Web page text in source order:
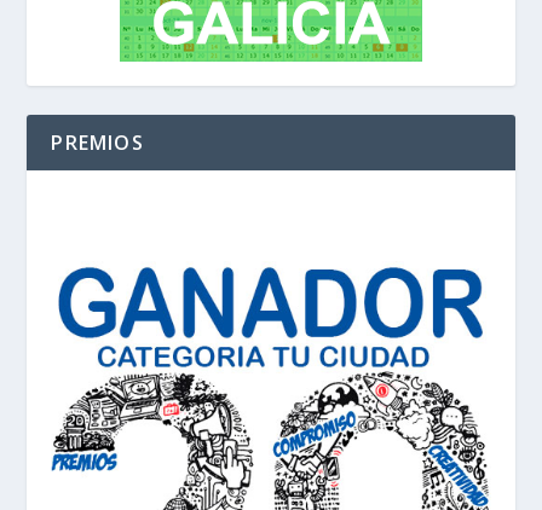
PREMIOS